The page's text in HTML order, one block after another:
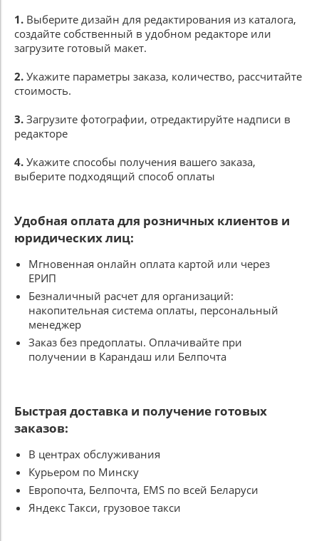
1. Выберите дизайн для редактирования из каталога,
создайте собственный в удобном редакторе или
загрузите готовый макет.
2. Укажите параметры заказа, количество, рассчитайте
стоимость.
3. Загрузите фотографии, отредактируйте надписи в
редакторе
4. Укажите способы получения вашего заказа,
выберите подходящий способ оплаты
Удобная оплата для розничных клиентов и
юридических лиц:
Мгновенная онлайн оплата картой или через
ЕРИП
Безналичный расчет для организаций:
накопительная система оплаты, персональный
менеджер
Заказ без предоплаты. Оплачивайте при
получении в Карандаш или Белпочта
Быстрая доставка и получение готовых
заказов:
В центрах обслуживания
Курьером по Минску
Европочта, Белпочта, EMS по всей Беларуси
Яндекс Такси, грузовое такси